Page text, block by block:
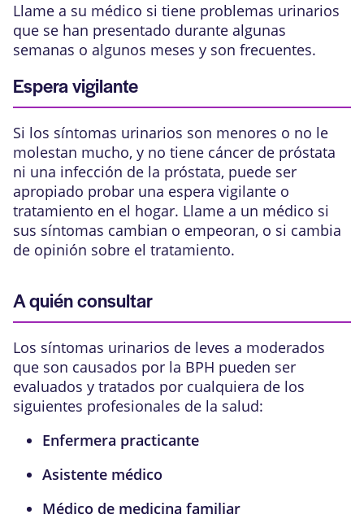
Llame a su médico si tiene problemas urinarios
que se han presentado durante algunas
semanas o algunos meses y son frecuentes.
Espera vigilante
Si los síntomas urinarios son menores o no le
molestan mucho, y no tiene cáncer de próstata
ni una infección de la próstata, puede ser
apropiado probar una espera vigilante o
tratamiento en el hogar. Llame a un médico si
sus síntomas cambian o empeoran, o si cambia
de opinión sobre el tratamiento.
A quién consultar
Los síntomas urinarios de leves a moderados
que son causados por la BPH pueden ser
evaluados y tratados por cualquiera de los
siguientes profesionales de la salud:
Enfermera practicante
Asistente médico
Médico de medicina familiar